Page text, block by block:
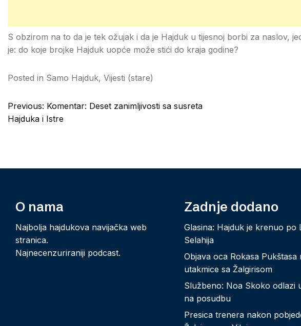
S obzirom na to da je tek ožujak i da je Hajduk u tijesnoj borbi za naslov,
je: do koje brojke Hajduk uopće može stići do kraja godine?
Posted in Samo Hajduk, Vijesti (stare)
Post
navigation
Previous: Komentar: Deset zanimljivosti sa susreta
Hajduka i Istre
O nama
Najbolja hajdukova navijačka web
stranica.
Najnecenzuriraniji podcast.
Zadnje dodano
Glasina: Hajduk je krenuo po
Selahija
Objava oca Rokasa Pukštasa
utakmice sa Žalgirisom
Službeno: Noa Skoko odlazi
na posudbu
Presica trenera nakon